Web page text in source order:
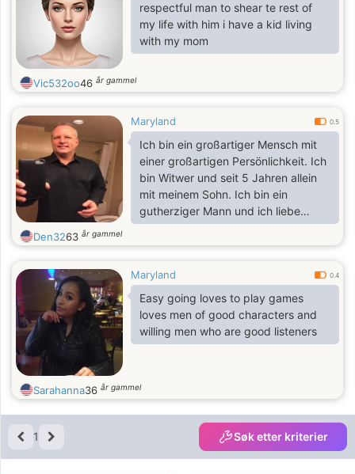
respectful man to shear te rest of
my life with him i have a kid living
with my mom
Vic532oo46 år gammel
Maryland 0.5
Ich bin ein großartiger Mensch mit
einer großartigen Persönlichkeit. Ich
bin Witwer und seit 5 Jahren allein
mit meinem Sohn. Ich bin ein
gutherziger Mann und ich liebe
jeden, der mir auch Liebe zeigt. Ich
verbringe gerne Zeit mit Freunde
Den3263 år gammel
Maryland 0.4
Easy going loves to play games
loves men of good characters and
willing men who are good listeners
Sarahanna36 år gammel
1 Søk etter kriterier